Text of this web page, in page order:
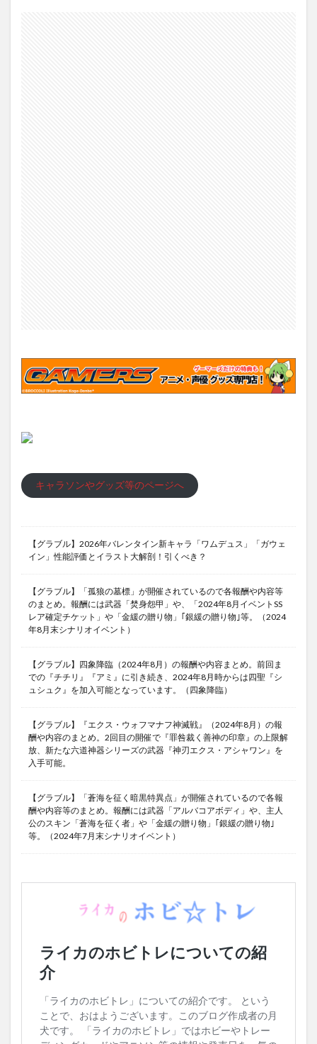
キャラソンやグッズ等のページへ
【グラブル】2026年バレンタイン新キャラ「ワムデュス」「ガウェ
イン」性能評価とイラスト大解剖！引くべき？
【グラブル】「孤狼の墓標」が開催されているので各報酬や内容等
のまとめ。報酬には武器「焚身怨甲」や、「2024年8月イベントSS
レア確定チケット」や「金緩の贈り物」｢銀緩の贈り物｣等。（2024
年8月末シナリオイベント）
【グラブル】四象降臨（2024年8月）の報酬や内容まとめ。前回ま
での『チチリ』『アミ』に引き続き、2024年8月時からは四聖『シ
ュシュク』を加入可能となっています。（四象降臨）
【グラブル】『エクス・ウォフマナフ神滅戦』（2024年8月）の報
酬や内容のまとめ。2回目の開催で『罪咎裁く善神の印章』の上限解
放、新たな六道神器シリーズの武器『神刃エクス・アシャワン』を
入手可能。
【グラブル】「蒼海を征く暗黒特異点」が開催されているので各報
酬や内容等のまとめ。報酬には武器「アルバコアボディ」や、主人
公のスキン「蒼海を征く者」や「金緩の贈り物」｢銀緩の贈り物｣
等。（2024年7月末シナリオイベント）